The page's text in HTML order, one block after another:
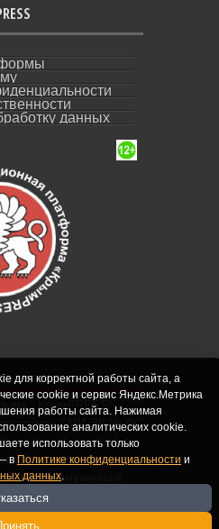
данных
- КрымPRESS".
СМИ ЭЛ № ФС
службой по
информационных
коммуникаций
Учредитель и
Крутских С.М. Почта:
для корректной работы сайта, а
cookie и сервис Яндекс.Метрика
работы сайта. Нажимая
аналитических cookie.
использовать только
в Политике конфиденциальности и
данных.